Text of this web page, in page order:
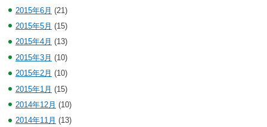
2015年6月 (21)
2015年5月 (15)
2015年4月 (13)
2015年3月 (10)
2015年2月 (10)
2015年1月 (15)
2014年12月 (10)
2014年11月 (13)